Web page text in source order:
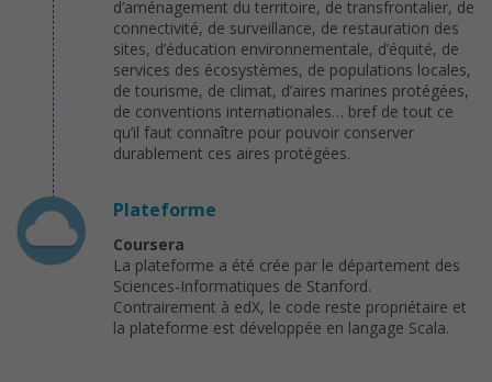
d’aménagement du territoire, de transfrontalier, de
connectivité, de surveillance, de restauration des
sites, d’éducation environnementale, d’équité, de
services des écosystèmes, de populations locales,
de tourisme, de climat, d’aires marines protégées,
de conventions internationales… bref de tout ce
qu’il faut connaître pour pouvoir conserver
durablement ces aires protégées.
Plateforme
Coursera
La plateforme a été crée par le département des
Sciences-Informatiques de Stanford.
Contrairement à edX, le code reste propriétaire et
la plateforme est développée en langage Scala.